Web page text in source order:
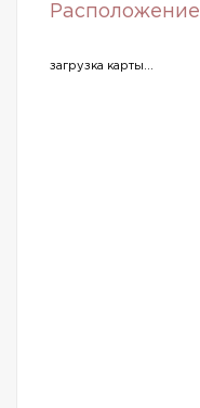
Расположение
загрузка карты...